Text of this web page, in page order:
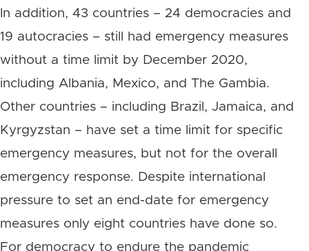
In addition, 43 countries – 24 democracies and
19 autocracies – still had emergency measures
without a time limit by December 2020,
including Albania, Mexico, and The Gambia.
Other countries – including Brazil, Jamaica, and
Kyrgyzstan – have set a time limit for specific
emergency measures, but not for the overall
emergency response. Despite international
pressure to set an end-date for emergency
measures only eight countries have done so.
For democracy to endure the pandemic